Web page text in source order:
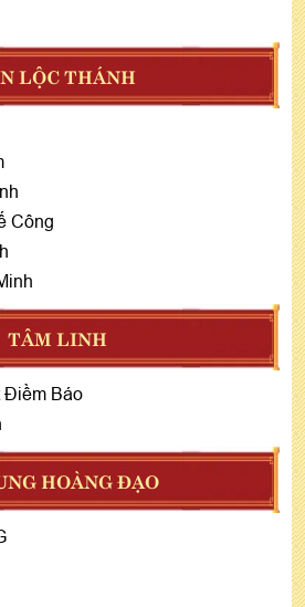
LỘC THÁNH
Công
TÂM LINH
Điềm Báo
HOÀNG ĐẠO